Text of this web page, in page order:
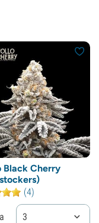
Black Cherry
(4)
3